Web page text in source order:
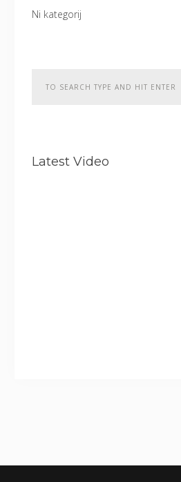
Ni kategorij
Latest Video